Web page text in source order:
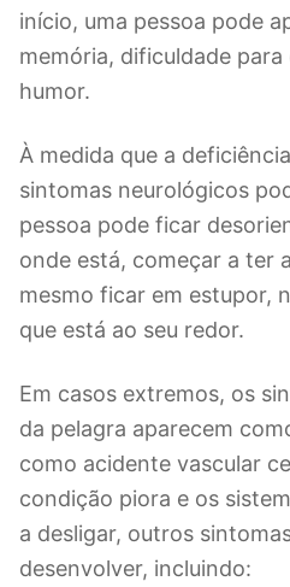
início, uma pessoa pode
memória, dificuldade
humor.
À medida que a
sintomas neurológicos
pessoa pode ficar
onde está, começar a ter
mesmo ficar em estupor,
que está ao seu redor.
Em casos extremos, os
da pelagra aparecem
como acidente vascular
condição piora e os
a desligar, outros
desenvolver, incluindo: